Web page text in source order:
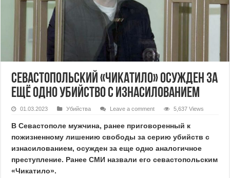
Севастопольский «Чикатило» осужден за
ещё одно убийство с изнасилованием
01.03.2023 Убийства Leave a comment 5,637 Views
В Севастополе мужчина, ранее приговоренный к
пожизненному лишению свободы за серию убийств с
изнасилованием, осужден за еще одно аналогичное
преступление. Ранее СМИ назвали его севастопольским
«Чикатило».